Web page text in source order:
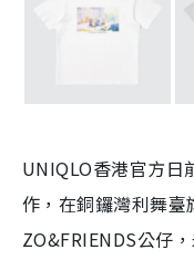
UNIQLO香港官方
作，在銅鑼灣利舞
ZO&FRIENDS公仔